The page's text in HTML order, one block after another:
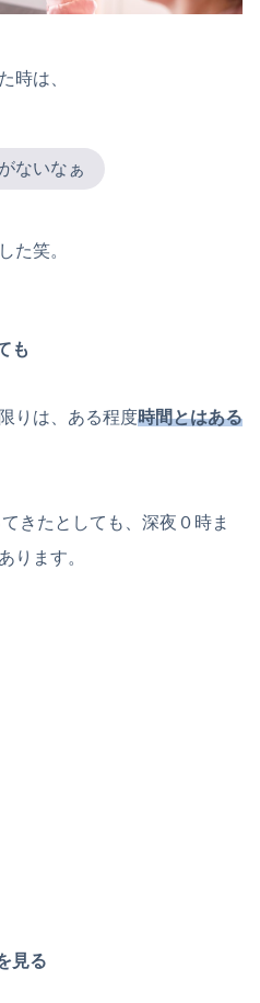
時は、
ないなぁ
た笑。
も
りは、ある程度時間とはある
きたとしても、深夜０時ま
ります。
見る